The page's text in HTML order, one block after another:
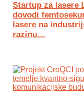
Startup za lasere
dovodi
lasere na
razinu…